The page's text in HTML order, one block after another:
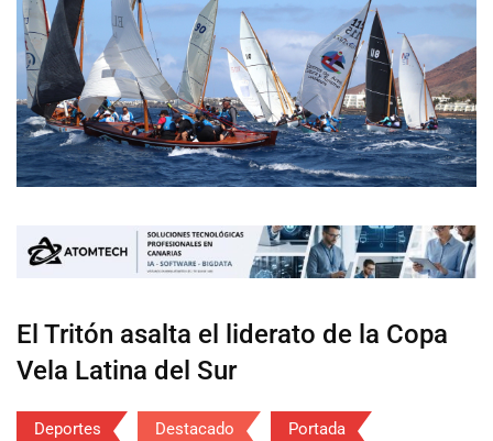
El Tritón asalta el liderato de la Copa
Vela Latina del Sur
Deportes Destacado Portada